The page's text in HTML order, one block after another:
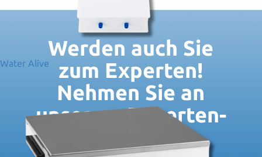
Water Alive
Werden auch Sie
zum Experten!
Nehmen Sie an
unserem Experten-
Seminar teil.